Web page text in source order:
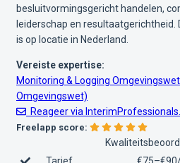
besluitvormingsgericht handelen,
leiderschap en
is op locatie in Nederland.
Vereiste expertise:
Monitoring & Logging Omgevingswet
Omgevingswet)
Reageer via
Freelapp score: